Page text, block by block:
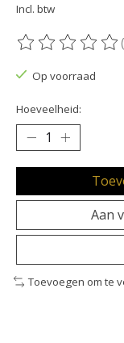
Incl. btw
De beoordeling
Op voorraad
Hoeveelheid:
Aan
Toevoegen om te